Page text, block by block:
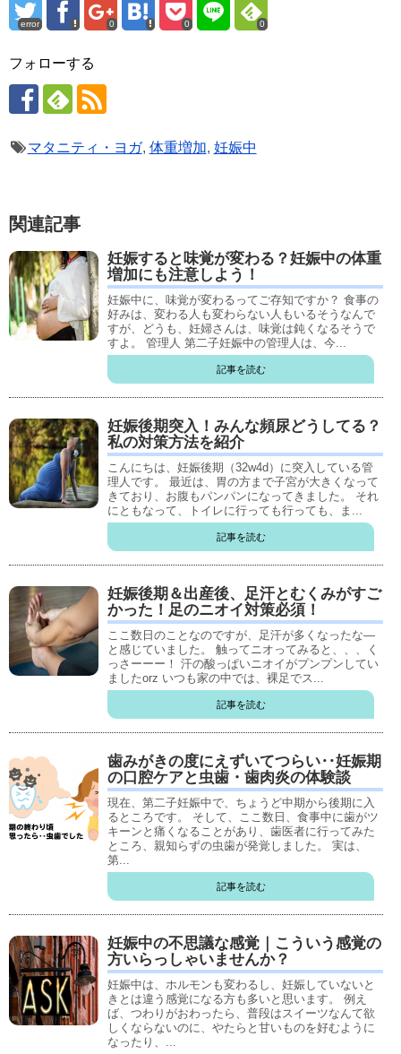
error 0 0 0
フォローする
マタニティ・ヨガ, 体重増加, 妊娠中
関連記事
妊娠すると味覚が変わる？妊娠中の体重
増加にも注意しよう！
妊娠中に、味覚が変わるってご存知ですか？ 食事の
好みは、変わる人も変わらない人もいるそうなんで
すが、どうも、妊婦さんは、味覚は鈍くなるそうで
すよ。 管理人 第二子妊娠中の管理人は、今...
記事を読む
妊娠後期突入！みんな頻尿どうしてる？
私の対策方法を紹介
こんにちは、妊娠後期（32w4d）に突入している管
理人です。 最近は、胃の方まで子宮が大きくなって
きており、お腹もパンパンになってきました。 それ
にともなって、トイレに行っても行っても、ま...
記事を読む
妊娠後期＆出産後、足汗とむくみがすご
かった！足のニオイ対策必須！
ここ数日のことなのですが、足汗が多くなったな―
と感じていました。 触ってニオってみると、、、く
っさーーー！ 汗の酸っぱいニオイがプンプンしてい
ましたorz いつも家の中では、裸足でス...
記事を読む
歯みがきの度にえずいてつらい‥妊娠期
の口腔ケアと虫歯・歯肉炎の体験談
現在、第二子妊娠中で、ちょうど中期から後期に入
るところです。 そして、ここ数日、食事中に歯がツ
キーンと痛くなることがあり、歯医者に行ってみた
ところ、親知らずの虫歯が発覚しました。 実は、
第...
記事を読む
妊娠中の不思議な感覚｜こういう感覚の
方いらっしゃいませんか？
妊娠中は、ホルモンも変わるし、妊娠していないと
きとは違う感覚になる方も多いと思います。 例え
ば、つわりがおわったら、普段はスイーツなんて欲
しくならないのに、やたらと甘いものを好むように
なったり、...